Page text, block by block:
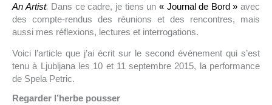
An Artist. Dans ce cadre, je tiens un « Journal de Bord » avec
des compte-rendus des réunions et des rencontres, mais
aussi mes réflexions, lectures et interrogations.
Voici l’article que j’ai écrit sur le second événement qui s’est
tenu à Ljubljana les 10 et 11 septembre 2015, la performance
de Spela Petric.
Regarder l’herbe pousser